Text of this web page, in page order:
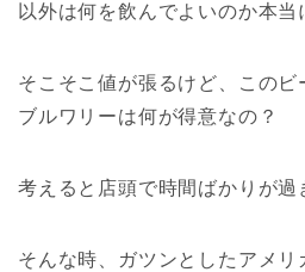
以外は何を飲んでよいのか本当
そこそこ値が張るけど、この
ブルワリーは何が得意なの？
考えると店頭で時間ばかりが過
そんな時、ガツンとしたアメ